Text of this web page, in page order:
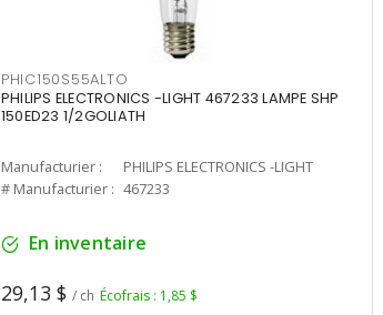
PHIC150S55ALTO
PHILIPS ELECTRONICS -LIGHT 467233 LAMPE SHP
150ED23 1/2GOLIATH
Manufacturier :
PHILIPS ELECTRONICS -LIGHT
# Manufacturier : 467233
En inventaire
29,13 $ / ch Écofrais : 1,85 $